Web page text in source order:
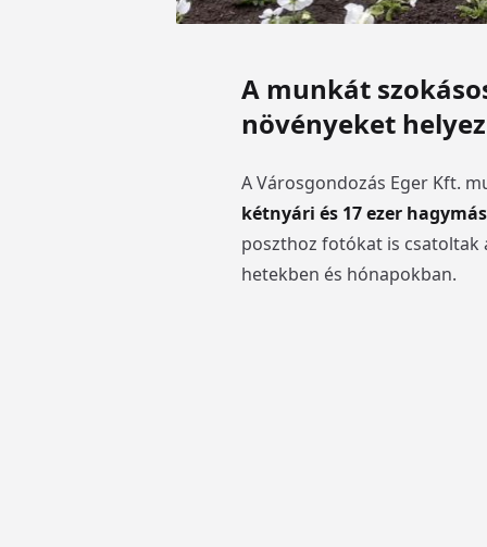
A munkát
növényeket
A Városgondozás Eger Kft.
kétnyári és 17 ezer
poszthoz fotókat is csatoltak
hetekben és hónapokban.